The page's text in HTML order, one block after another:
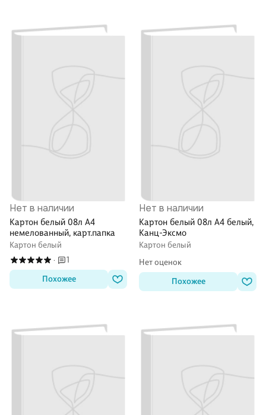
Нет в наличии
Картон белый 08л А4
немелованный, карт.папка
Картон белый
·
1
Похожее
Нет в наличии
Картон белый 08л А4 белый,
Канц-Эксмо
Картон белый
Нет оценок
Похожее